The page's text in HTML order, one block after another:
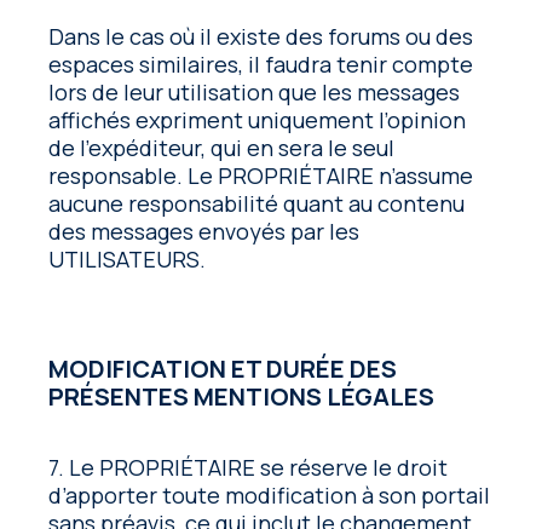
Dans le cas où il existe des forums ou des
espaces similaires, il faudra tenir compte
lors de leur utilisation que les messages
affichés expriment uniquement l’opinion
de l’expéditeur, qui en sera le seul
responsable. Le PROPRIÉTAIRE n’assume
aucune responsabilité quant au contenu
des messages envoyés par les
UTILISATEURS.
MODIFICATION ET DURÉE DES
PRÉSENTES MENTIONS LÉGALES
7. Le PROPRIÉTAIRE se réserve le droit
d’apporter toute modification à son portail
sans préavis, ce qui inclut le changement,